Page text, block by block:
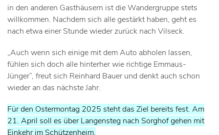
in den anderen Gasthäusern ist die Wandergruppe stets
willkommen. Nachdem sich alle gestärkt haben, geht es
nach etwa einer Stunde wieder zurück nach Vilseck.
„Auch wenn sich einige mit dem Auto abholen lassen,
fühlen sich doch alle hinterher wie richtige Emmaus-
Jünger“, freut sich Reinhard Bauer und denkt auch schon
wieder an das nächste Jahr.
Für den Ostermontag 2025 steht das Ziel bereits fest. Am
21. April soll es über Langensteg nach Sorghof gehen mit
Einkehr im Schützenheim.